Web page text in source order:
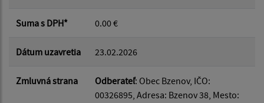
Suma s DPH* 0.00 €
Dátum uzavretia 23.02.2026
Zmluvná strana Odberateľ: Obec Bzenov, IČO:
00326895, Adresa: Bzenov 38, Mesto: